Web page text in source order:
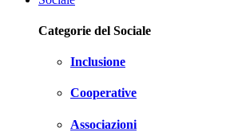
Categorie del Sociale
Inclusione
Cooperative
Associazioni